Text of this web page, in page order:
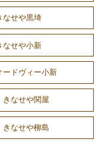
せや黒埼
せや小新
ドヴィー小新
なせや関屋
なせや柳島